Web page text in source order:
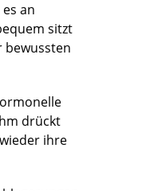
an
sitzt
bewussten
drückt
ihre